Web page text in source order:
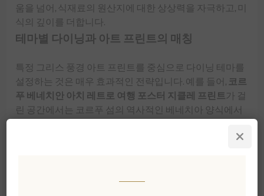
움을 넘어, 식재료의 원산지에 대한 상상력을 자극하고, 미
식의 깊이를 더합니다.
테마별 다이닝과 아트 프린트의 매칭
특정 그리스 풍경 아트 프린트를 중심으로 다이닝 테마를
설정하는 것은 매우 효과적인 전략입니다. 예를 들어, 코르
푸 베네치안 아치 레트로 여행 포스터 지클레 프린트 가 걸
린 공간에서는 코르푸 섬의 역사적인 베네치아 양식에서
티차다 (Pastitsada)나 소프리토 (Sofrito)와 같은 코르푸 전통
가 섬세하게 블렌딩되어 더욱 복합적인 풍미를 선사합니